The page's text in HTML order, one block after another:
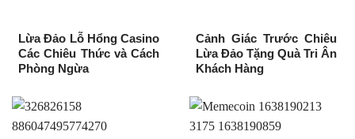
Lừa Đảo Lỗ Hổng Casino
Các Chiêu Thức và Cách
Phòng Ngừa
Cảnh Giác Trước Chiêu
Lừa Đảo Tặng Quà Tri Ân
Khách Hàng